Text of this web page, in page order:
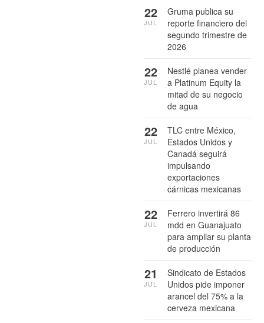
Gruma publica su
reporte financiero del
segundo trimestre de
2026
22
JUL
Nestlé planea vender
a Platinum Equity la
mitad de su negocio
de agua
22
JUL
TLC entre México,
Estados Unidos y
Canadá seguirá
impulsando
exportaciones
cárnicas mexicanas
22
JUL
Ferrero invertirá 86
mdd en Guanajuato
para ampliar su planta
de producción
22
JUL
Sindicato de Estados
Unidos pide imponer
arancel del 75% a la
cerveza mexicana
21
JUL